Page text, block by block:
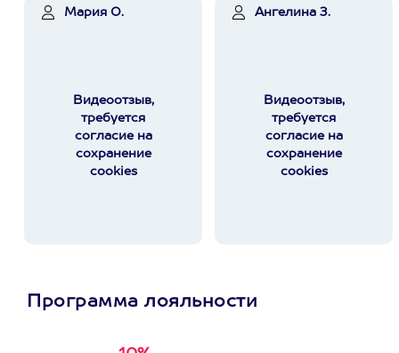
Мария О.
Видеоотзыв,
требуется
согласие на
сохранение
cookies
Ангелина З.
Видеоотзыв,
требуется
согласие на
сохранение
cookies
Программа лояльности